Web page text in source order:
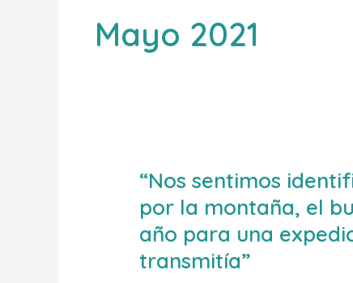
Mayo 2021
“Nos sentimos
por la montaña, el
año para una
transmitía”
sentimos
identificados
con
Iñaki:
por
su